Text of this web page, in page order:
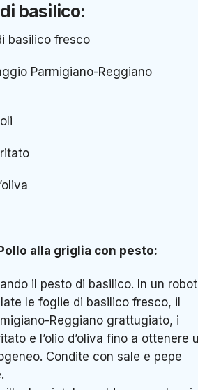
basilico:
basilico fresco
Parmigiano-Reggiano
alla griglia con pesto:
il pesto di basilico. In un robot
le foglie di basilico fresco, il
Reggiano grattugiato, i
e l’olio d’oliva fino a ottenere
Condite con sale e pepe